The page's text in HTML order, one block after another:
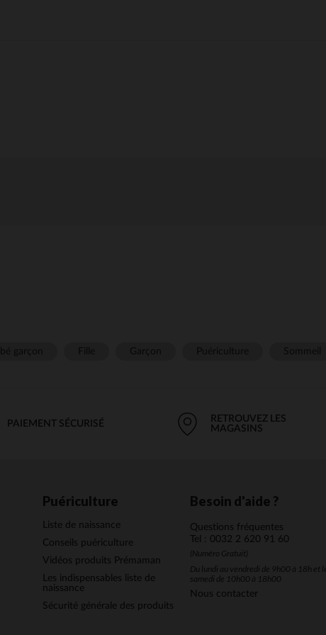
PAIEMENT SÉCURISÉ
RETROUVEZ LES
MAGASINS
Puériculture
Liste de naissance
Conseils puériculture
Vidéos produits Prémaman
Les indispensables liste de
naissance
Sécurité générale des produits
Besoin d'aide ?
Questions fréquentes
Tel : 0032 2 620 91 60
(Numéro Gratuit)
Du lundi au vendredi de 9h00 à 18h et le
samedi de 10h00 à 18h00
Nous contacter